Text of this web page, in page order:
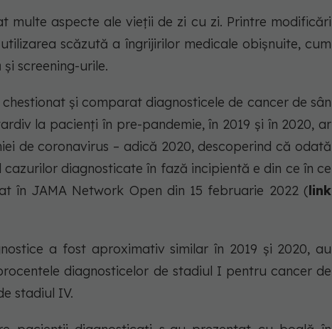
multe aspecte ale vieții de zi cu zi. Printre modificări
scăzută a îngrijirilor medicale obișnuite, cum
screening-urile.
și comparat diagnosticele de cancer de sân
la pacienți în pre-pandemie, în 2019 și în 2020, ar
de coronavirus – adică 2020, descoperind că odată
diagnosticate în fază incipientă e din ce în ce
în JAMA Network Open din 15 februarie 2022 (link
a fost aproximativ similar în 2019 și 2020, au
diagnosticelor de stadiul I pentru cancer de
stadiul IV.